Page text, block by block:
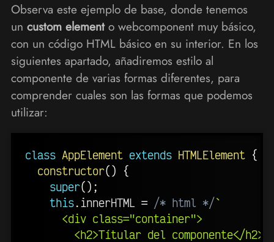
Observa este ejemplo de base, donde tenemos
un custom elemento webcomponent muy básico,
con un código HTML básico en su interior. En los
siguientes apartado, añadiremos estilo al
componente de varias formas diferentes, para
comprender cuales son las formas que podemos
utilizar:
class AppElement extends HTMLElement {
constructor()
{
super() ;
this. innerHTML = /* html */`
      <div class="container">
        <h2>Títular del componente</h2>